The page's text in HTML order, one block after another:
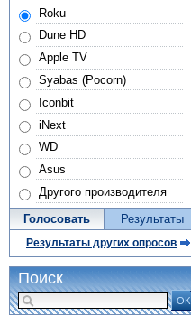
Roku
Dune HD
Apple TV
Syabas (Pocorn)
Iconbit
iNext
WD
Asus
Другого производителя
Голосовать Результаты
Результаты других опросов
Поиск
ОК